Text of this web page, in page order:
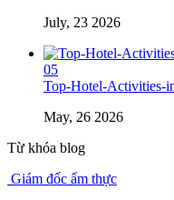
July, 23 2026
05
Top-Hotel-Activities-
May, 26 2026
Từ khóa blog
Giám đốc ẩm thực